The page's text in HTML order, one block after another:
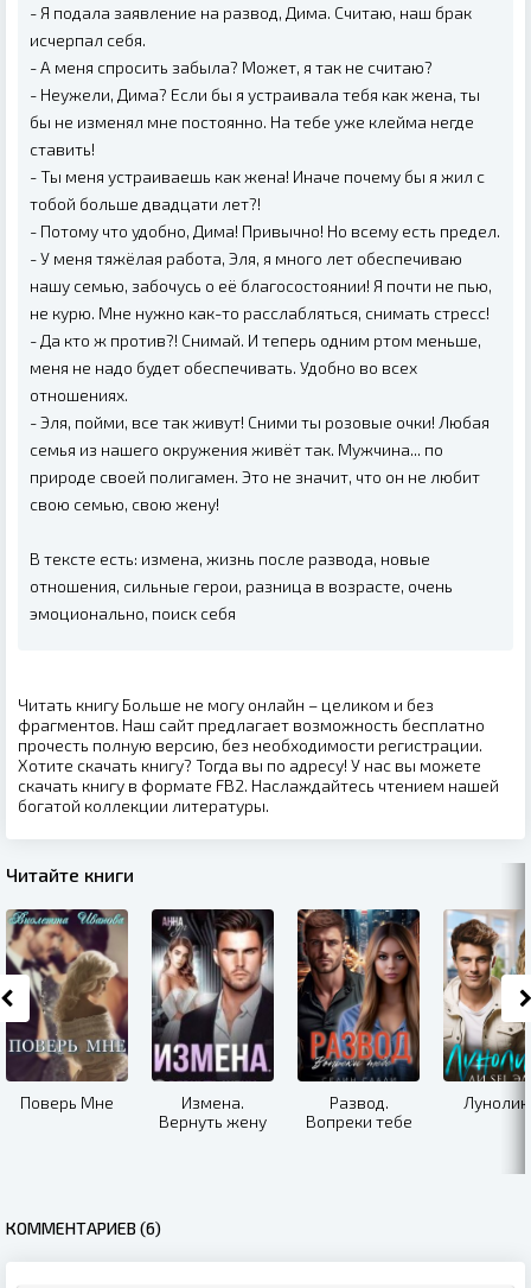
- Я подала заявление на развод, Дима. Считаю, наш брак
исчерпал себя.
- А меня спросить забыла? Может, я так не считаю?
- Неужели, Дима? Если бы я устраивала тебя как жена, ты
бы не изменял мне постоянно. На тебе уже клейма негде
ставить!
- Ты меня устраиваешь как жена! Иначе почему бы я жил с
тобой больше двадцати лет?!
- Потому что удобно, Дима! Привычно! Но всему есть предел.
- У меня тяжёлая работа, Эля, я много лет обеспечиваю
нашу семью, забочусь о её благосостоянии! Я почти не пью,
не курю. Мне нужно как-то расслабляться, снимать стресс!
- Да кто ж против?! Снимай. И теперь одним ртом меньше,
меня не надо будет обеспечивать. Удобно во всех
отношениях.
- Эля, пойми, все так живут! Сними ты розовые очки! Любая
семья из нашего окружения живёт так. Мужчина... по
природе своей полигамен. Это не значит, что он не любит
свою семью, свою жену!
В тексте есть: измена, жизнь после развода, новые
отношения, сильные герои, разница в возрасте, очень
эмоционально, поиск себя
Читать книгу Больше не могу онлайн – целиком и без
фрагментов. Наш сайт предлагает возможность бесплатно
прочесть полную версию, без необходимости регистрации.
Хотите скачать книгу? Тогда вы по адресу! У нас вы можете
скачать книгу в формате FB2. Наслаждайтесь чтением нашей
богатой коллекции литературы.
Читайте книги
Поверь Мне
Измена.
Вернуть жену
Развод.
Вопреки тебе
КОММЕНТАРИЕВ (6)